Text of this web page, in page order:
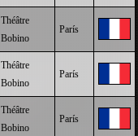
Théâtre
Bobino
París
Théâtre
Bobino
París
Théâtre
Bobino
París